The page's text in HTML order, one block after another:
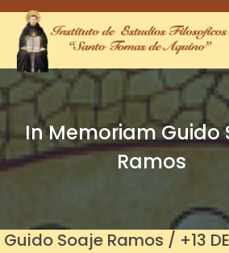
In Memoriam Guido
Ramos
Guido Soaje Ramos / +13 DE